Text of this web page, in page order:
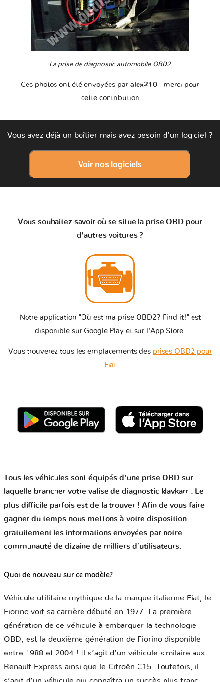
La prise de diagnostic automobile OBD2
Ces photos ont été envoyées par alex210 - merci pour
cette contribution
Vous avez déjà un boîtier mais avez besoin d'un logiciel ?
Voir nos logiciels
Vous souhaitez savoir où se situe la prise OBD pour
d’autres voitures ?
Notre application "Où est ma prise OBD2? Find it!" est
disponible sur Google Play et sur l'App Store.
Vous trouverez tous les emplacements des prises OBD2 pour
Fiat
Tous les véhicules sont équipés d’une prise OBD sur
laquelle brancher votre valise de diagnostic klavkarr . Le
plus difficile parfois est de la trouver ! Afin de vous faire
gagner du temps nous mettons à votre disposition
gratuitement les informations envoyées par notre
communauté de dizaine de milliers d’utilisateurs.
Quoi de nouveau sur ce modèle?
Véhicule utilitaire mythique de la marque italienne Fiat, le
Fiorino voit sa carrière débuté en 1977. La première
génération de ce véhicule à embarquer la technologie
OBD, est la deuxième génération de Fiorino disponible
entre 1988 et 2004 ! Il s’agit d’un véhicule similaire aux
Renault Express ainsi que le Citroën C15. Toutefois, il